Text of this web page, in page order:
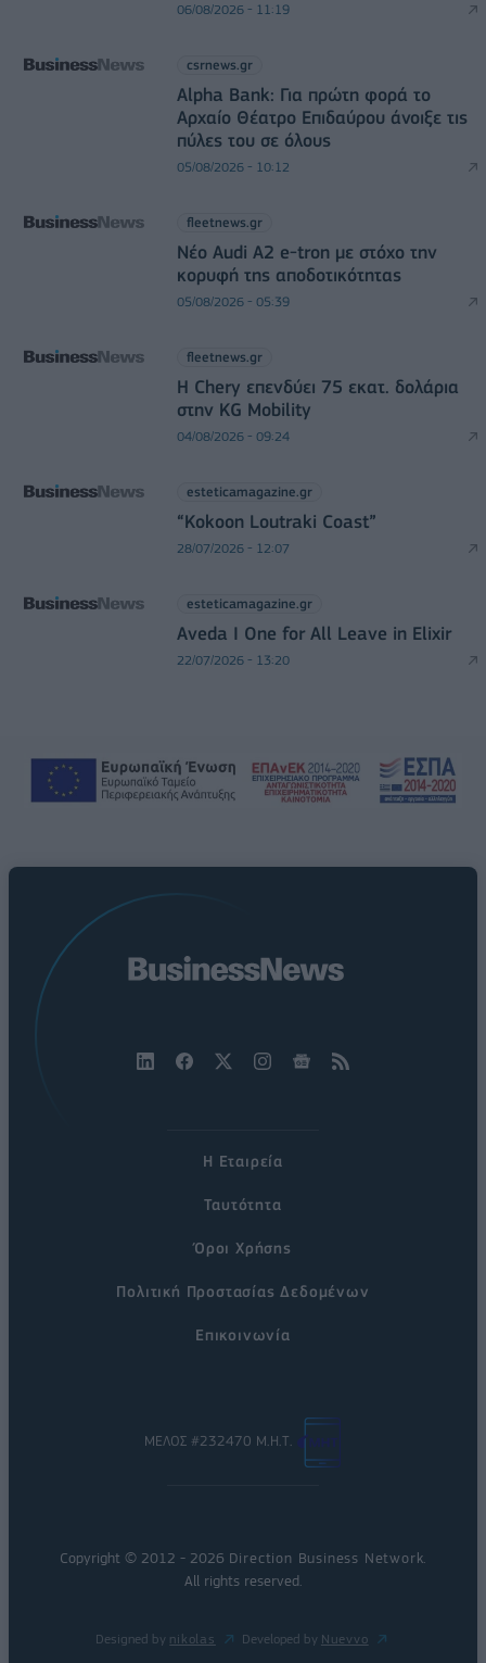
06/08/2026 - 11:19
csrnews.gr
Alpha Bank: Για πρώτη φορά το
Αρχαίο Θέατρο Επιδαύρου άνοιξε τις
πύλες του σε όλους
05/08/2026 - 10:12
fleetnews.gr
Νέο Audi A2 e-tron με στόχο την
κορυφή της αποδοτικότητας
05/08/2026 - 05:39
fleetnews.gr
Η Chery επενδύει 75 εκατ. δολάρια
στην KG Mobility
04/08/2026 - 09:24
esteticamagazine.gr
“Kokoon Loutraki Coast”
28/07/2026 - 12:07
esteticamagazine.gr
Aveda I One for All Leave in Elixir
22/07/2026 - 13:20
Η Εταιρεία
Ταυτότητα
Όροι Χρήσης
Πολιτική Προστασίας Δεδομένων
Επικοινωνία
ΜΕΛΟΣ #232470 Μ.Η.Τ.
Copyright © 2012 - 2026 Direction Business Network.
All rights reserved.
Designed by nikolas Developed by Nuevvo